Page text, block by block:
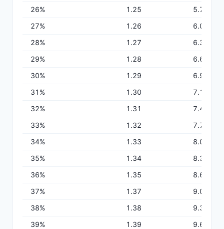
26% 1.25
5.79
27% 1.26
6.06
28% 1.27
6.34
29% 1.28
6.62
30% 1.29
6.90
31 % 1.30
7.19
32% 1.31
7.48
33% 1.32
7.78
34% 1.33
8.08
35% 1.34
8.38
36% 1.35
8.69
37% 1.37
9.01
38% 1.38
9.33
39% 1.39
9.65
大企業向けの試薬管理システムは、運用に手
間がかかりすぎるので合わない
共有PCやバーコードリーダーを購入する初期
LabStockerは、お手持ちのスマホを使って手軽に
もっと詳しく